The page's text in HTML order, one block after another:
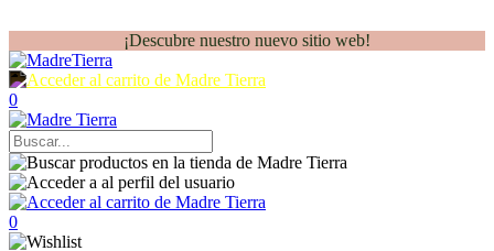
¡Descubre nuestro nuevo sitio web!
0
0